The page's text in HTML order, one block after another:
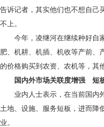
告诉记者，其实他们也不想自己
不上。
今年，凌继河在继续种好自家
肥、机耕、机插、机收等产前、
的价格购买到农资、农机等，其
国内外市场关联度增强 短
业内人士表示，在当前国内外
土地、设施、服务短板，进而降
业。